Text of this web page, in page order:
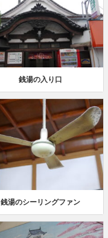
銭湯の入り口
銭湯のシーリングファン